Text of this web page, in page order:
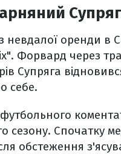
невдалої оренди
Форвард через
Супряга
себе.
сезону. Спочатку
обстеження